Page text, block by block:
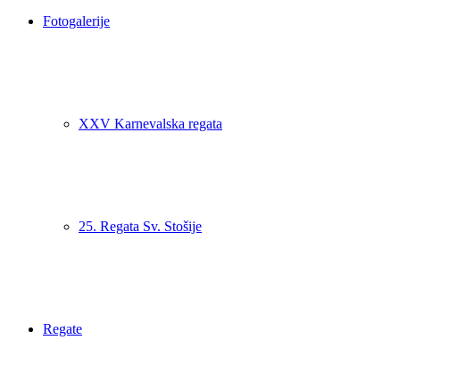
Fotogalerije
XXV Karnevalska regata
25. Regata Sv. Stošije
Regate